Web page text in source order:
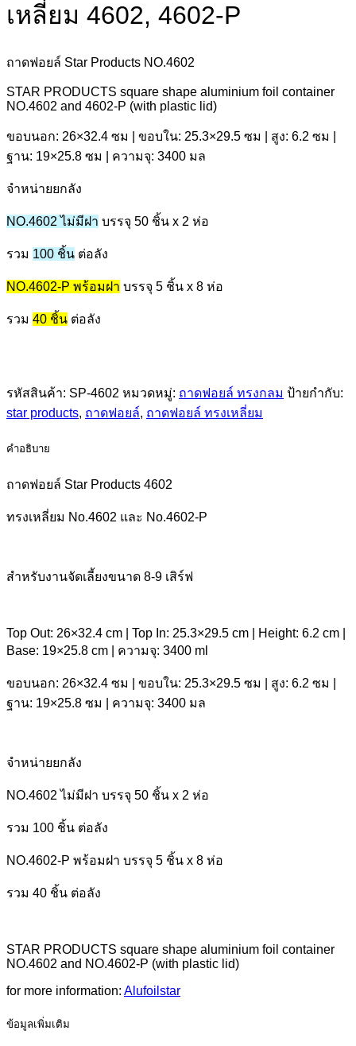
เหลี่ยม 4602, 4602-P
ถาดฟอยล์ Star Products NO.4602
STAR PRODUCTS square shape aluminium foil container
NO.4602 and 4602-P (with plastic lid)
ขอบนอก: 26×32.4 ซม | ขอบใน: 25.3×29.5 ซม | สูง: 6.2 ซม |
ฐาน: 19×25.8 ซม | ความจุ: 3400 มล
จำหน่ายยกลัง
NO.4602 ไม่มีฝา บรรจุ 50 ชิ้น x 2 ห่อ
รวม 100 ชิ้น ต่อลัง
NO.4602-P พร้อมฝา บรรจุ 5 ชิ้น x 8 ห่อ
รวม 40 ชิ้น ต่อลัง
รหัสสินค้า: SP-4602 หมวดหมู่: ถาดฟอยล์ ทรงกลม ป้ายกำกับ:
star products, ถาดฟอยล์, ถาดฟอยล์ ทรงเหลี่ยม
คำอธิบาย
ถาดฟอยล์ Star Products 4602
ทรงเหลี่ยม No.4602 และ No.4602-P
สำหรับงานจัดเลี้ยงขนาด 8-9 เสิร์ฟ
Top Out: 26×32.4 cm | Top In: 25.3×29.5 cm | Height: 6.2 cm |
Base: 19×25.8 cm | ความจุ: 3400 ml
ขอบนอก: 26×32.4 ซม | ขอบใน: 25.3×29.5 ซม | สูง: 6.2 ซม |
ฐาน: 19×25.8 ซม | ความจุ: 3400 มล
จำหน่ายยกลัง
NO.4602 ไม่มีฝา บรรจุ 50 ชิ้น x 2 ห่อ
รวม 100 ชิ้น ต่อลัง
NO.4602-P พร้อมฝา บรรจุ 5 ชิ้น x 8 ห่อ
รวม 40 ชิ้น ต่อลัง
STAR PRODUCTS square shape aluminium foil container
NO.4602 and NO.4602-P (with plastic lid)
for more information: Alufoilstar
ข้อมูลเพิ่มเติม